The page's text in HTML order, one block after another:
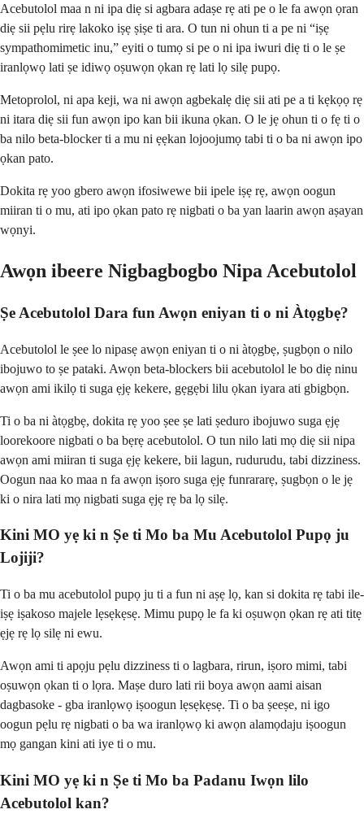
Acebutolol maa n ni ipa diẹ si agbara adaṣe rẹ ati pe o le fa awọn ọran
diẹ sii pẹlu rirẹ lakoko iṣẹ ṣiṣe ti ara. O tun ni ohun ti a pe ni “iṣẹ
sympathomimetic inu,” eyiti o tumọ si pe o ni ipa iwuri diẹ ti o le ṣe
iranlọwọ lati ṣe idiwọ oṣuwọn ọkan rẹ lati lọ silẹ pupọ.
Metoprolol, ni apa keji, wa ni awọn agbekalẹ diẹ sii ati pe a ti kẹkọọ rẹ
ni itara diẹ sii fun awọn ipo kan bii ikuna ọkan. O le jẹ ohun ti o fẹ ti o
ba nilo beta-blocker ti a mu ni ẹẹkan lojoojumọ tabi ti o ba ni awọn ipo
ọkan pato.
Dokita rẹ yoo gbero awọn ifosiwewe bii ipele iṣẹ rẹ, awọn oogun
miiran ti o mu, ati ipo ọkan pato rẹ nigbati o ba yan laarin awọn aṣayan
wọnyi.
Awọn ibeere Nigbagbogbo Nipa Acebutolol
Ṣe Acebutolol Dara fun Awọn eniyan ti o ni Àtọgbẹ?
Acebutolol le ṣee lo nipasẹ awọn eniyan ti o ni àtọgbẹ, ṣugbọn o nilo
ibojuwo to ṣe pataki. Awọn beta-blockers bii acebutolol le bo diẹ ninu
awọn ami ikilọ ti suga ẹjẹ kekere, gẹgẹbi lilu ọkan iyara ati gbigbọn.
Ti o ba ni àtọgbẹ, dokita rẹ yoo ṣee ṣe lati ṣeduro ibojuwo suga ẹjẹ
loorekoore nigbati o ba bẹrẹ acebutolol. O tun nilo lati mọ diẹ sii nipa
awọn ami miiran ti suga ẹjẹ kekere, bii lagun, rudurudu, tabi dizziness.
Oogun naa ko maa n fa awọn iṣoro suga ẹjẹ funrararẹ, ṣugbọn o le jẹ
ki o nira lati mọ nigbati suga ẹjẹ rẹ ba lọ silẹ.
Kini MO yẹ ki n Ṣe ti Mo ba Mu Acebutolol Pupọ ju
Lojiji?
Ti o ba mu acebutolol pupọ ju ti a fun ni aṣẹ lọ, kan si dokita rẹ tabi ile-
iṣẹ iṣakoso majele lẹsẹkẹsẹ. Mimu pupọ le fa ki oṣuwọn ọkan rẹ ati titẹ
ẹjẹ rẹ lọ silẹ ni ewu.
Awọn ami ti apọju pẹlu dizziness ti o lagbara, rirun, iṣoro mimi, tabi
oṣuwọn ọkan ti o lọra. Maṣe duro lati rii boya awọn aami aisan
dagbasoke - gba iranlọwọ iṣoogun lẹsẹkẹsẹ. Ti o ba ṣeeṣe, ni igo
oogun pẹlu rẹ nigbati o ba wa iranlọwọ ki awọn alamọdaju iṣoogun
mọ gangan kini ati iye ti o mu.
Kini MO yẹ ki n Ṣe ti Mo ba Padanu Iwọn lilo
Acebutolol kan?